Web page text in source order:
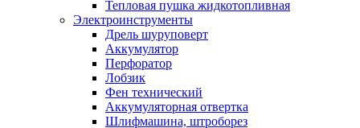
Тепловая пушка жидкотопливная
Электроинструменты
Дрель шуруповерт
Аккумулятор
Перфоратор
Лобзик
Фен технический
Аккумуляторная отвертка
Шлифмашина, штроборез